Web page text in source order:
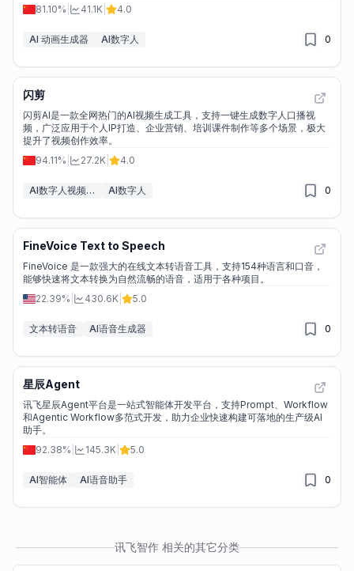
81.10%
41.1K 4.0
AI 动画生成器 AI数字人 0
闪剪
闪剪AI是一款全网热门的AI视频生成工具，支持一键生成数字人口播视
频，广泛应用于个人IP打造、企业营销、培训课件制作等多个场景，极大
提升了视频创作效率。
94.11%
27.2K 4.0
AI数字人视频生成器 AI数字人 0
FineVoice Text to Speech
FineVoice 是一款强大的在线文本转语音工具，支持154种语言和口音，
能够快速将文本转换为自然流畅的语音，适用于各种项目。
22.39%
430.6K 5.0
文本转语音 AI语音生成器 0
星辰Agent
讯飞星辰Agent平台是一站式智能体开发平台，支持Prompt、Workflow
和Agentic Workflow多范式开发，助力企业快速构建可落地的生产级AI
助手。
92.38%
145.3K 5.0
AI智能体 AI语音助手 0
讯飞智作 相关的其它分类